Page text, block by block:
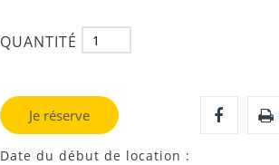
QUANTITÉ
Je réserve
Date du début de location :